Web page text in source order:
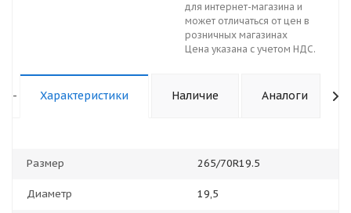
для интернет-магазина и
может отличаться от цен в
розничных магазинах
Цена указана с учетом НДС.
- Характеристики Наличие Аналоги
Размер 265/70R19.5
Диаметр 19,5